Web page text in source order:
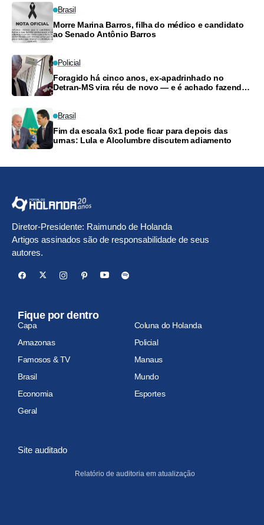
Brasil
Morre Marina Barros, filha do médico e candidato
ao Senado Antônio Barros
Policial
Foragido há cinco anos, ex-apadrinhado no
Detran-MS vira réu de novo — e é achado fazendo
Brasil
Fim da escala 6x1 pode ficar para depois das
urnas: Lula e Alcolumbre discutem adiamento
Diretor-Presidente: Raimundo de Holanda
Artigos assinados são de responsabilidade de seus
autores.
Fique por dentro
Capa
Coluna do Holanda
Amazonas
Policial
Famosos & TV
Manaus
Brasil
Mundo
Economia
Esportes
Geral
Site auditado
Relatório de auditoria em atualização